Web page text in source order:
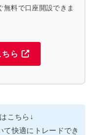
無料で口座開設できま
ら
こちら↓
て快適にトレードでき